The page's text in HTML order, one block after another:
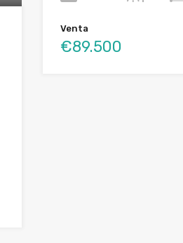
Venta
€89.500